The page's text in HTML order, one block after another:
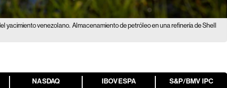
yacimiento venezolano. Almacenamiento de petróleo en una refinería de Shell
NASDAQ IBOVESPA S&P/BMV IPC